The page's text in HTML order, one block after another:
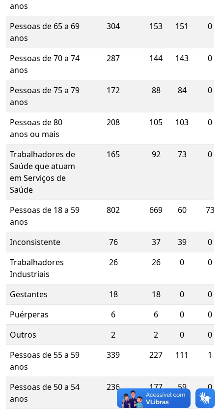
anos
Pessoas de 65 a 69
anos
304 153 151 0
Pessoas de 70 a 74
anos
287 144 143 0
Pessoas de 75 a 79
anos
172 88 84 0
Pessoas de 80
anos ou mais
208 105 103 0
Trabalhadores de
Saúde que atuam
em Serviços de
Saúde
165 92 73 0
Pessoas de 18 a 59
anos
802 669 60 73
Inconsistente 76 37 39
0
Trabalhadores
Industriais
26 26 0 0
Gestantes 18 18 0
0
Puérperas
6 6 0
0
Outros
2 2 0
0
Pessoas de 55 a 59
anos
339 227 111 1
Pessoas de 50 a 54
anos
236 177 59 0